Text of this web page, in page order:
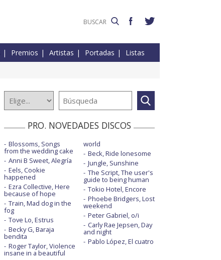
Premios Artistas Portadas Listas
PRO. NOVEDADES DISCOS
Blossoms, Songs
from the wedding cake
Anni B Sweet, Alegría
Eels, Cookie
happened
Ezra Collective, Here
because of hope
Train, Mad dog in the
fog
Tove Lo, Estrus
Becky G, Baraja
bendita
Roger Taylor, Violence
insane in a beautiful
world
Beck, Ride lonesome
Jungle, Sunshine
The Script, The user's
guide to being human
Tokio Hotel, Encore
Phoebe Bridgers, Lost
weekend
Peter Gabriel, o/i
Carly Rae Jepsen, Day
and night
Pablo López, El cuatro